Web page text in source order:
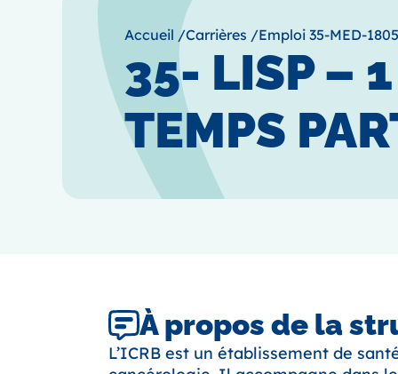
Accueil /Carrières /Emploi 35-MED-
35- LISP –
TEMPS
À propos de la
L’ICRB est un établissement de